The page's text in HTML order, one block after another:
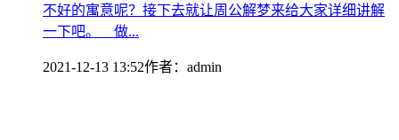
不好的寓意呢？接下去就让周公解梦来给大家详细讲解
一下吧。 做...
2021-12-13 13:52作者： admin